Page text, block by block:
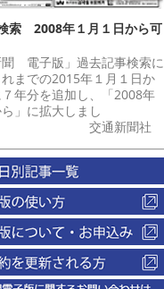
索 2008年１月１日から可
電子版」過去記事検索に
までの2015年１月１日か
年分を追加し、「2008年
」に拡大しまし
交通新聞社